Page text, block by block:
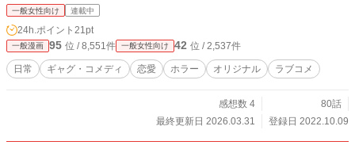
https://bsky.app/profile/curoco.bsky.social 【Xfolio】https://xfo
ではニコニコ漫画、アルファポリス、Xforio、マンガラボ＆P
ark(更新停止中)でのみ公開しています。 海外サイトには投稿
していません。 トラブル防止の為、上記以外のサイトで見か
けても、クリック等はしないようにお願い致します。 ※個人
は、登録日等、その旨当日中に表記致します。
一般女性向け 連載中
24h.ポイント 21pt
一般漫画 95 位 / 8,551件 一般女性向け 42 位 / 2,537件
日常 ギャグ・コメディ 恋愛 ホラー オリジナル ラブコメ
感想数 4
80話
最終更新日 2026.03.31
登録日 2022.10.09